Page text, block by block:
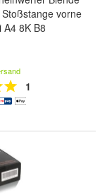
vorne
A4 8K B8
1